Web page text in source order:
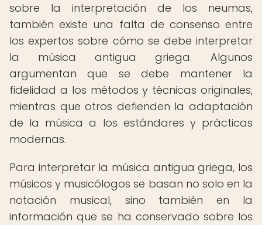
sobre la interpretación de los neumas,
también existe una falta de consenso entre
los expertos sobre cómo se debe interpretar
la música antigua griega. Algunos
argumentan que se debe mantener la
fidelidad a los métodos y técnicas originales,
mientras que otros defienden la adaptación
de la música a los estándares y prácticas
modernas.
Para interpretar la música antigua griega, los
músicos y musicólogos se basan no solo en la
notación musical, sino también en la
información que se ha conservado sobre los